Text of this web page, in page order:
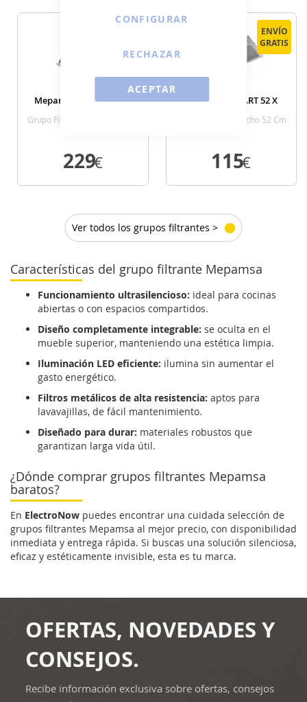
ACEPTAR
CONFIGURAR
RECHAZAR
Mepamsa SMART PLUS
Grupo Filtrante Ancho 70 Cm
229
€
ENVÍO
GRATIS
ENVÍO
GRATIS
Mepamsa SMART 52 X
Grupo Filtrante Ancho 52 Cm
115
€
Ver todos los grupos filtrantes >
Características del grupo filtrante Mepamsa
Funcionamiento ultrasilencioso: ideal para cocinas
abiertas o con espacios compartidos.
Diseño completamente integrable: se oculta en el
mueble superior, manteniendo una estética limpia.
Iluminación LED eficiente: ilumina sin aumentar el
gasto energético.
Filtros metálicos de alta resistencia: aptos para
lavavajillas, de fácil mantenimiento.
Diseñado para durar: materiales robustos que
garantizan larga vida útil.
¿Dónde comprar grupos filtrantes Mepamsa
baratos?
En ElectroNow puedes encontrar una cuidada selección de
grupos filtrantes Mepamsa al mejor precio, con disponibilidad
inmediata y entrega rápida. Si buscas una solución silenciosa,
eficaz y estéticamente invisible, esta es tu marca.
OFERTAS, NOVEDADES Y
CONSEJOS.
Recibe información exclusiva sobre ofertas, consejos